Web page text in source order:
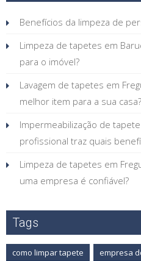
Benefícios da limpeza de
Limpeza de tapetes em
para o imóvel?
Lavagem de tapetes em
melhor item para a sua casa?
Impermeabilização de
profissional traz quais
Limpeza de tapetes em
uma empresa é confiável?
Tags
como limpar tapete
empresa